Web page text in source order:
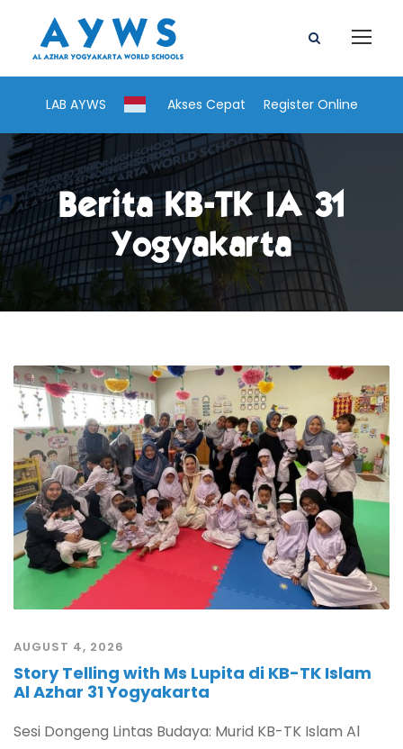
LAB AYWS Akses Cepat Register Online
Berita KB-TK IA 31
Yogyakarta
AUGUST 4, 2026
Story Telling with Ms Lupita di KB-TK Islam
Al Azhar 31 Yogyakarta
Sesi Dongeng Lintas Budaya: Murid KB-TK Islam Al